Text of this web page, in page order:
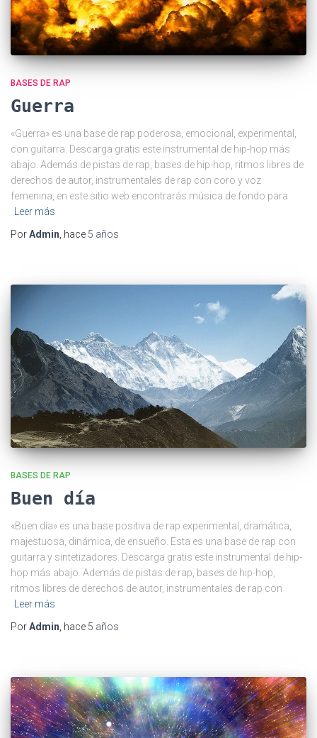
BASES DE RAP
Guerra
«Guerra» es una base de rap poderosa, emocional, experimental,
con guitarra. Descarga gratis este instrumental de hip-hop más
abajo. Además de pistas de rap, bases de hip-hop, ritmos libres de
derechos de autor, instrumentales de rap con coro y voz
femenina, en este sitio web encontrarás música de fondo para
Leer más
PorAdmin , hace 5 años
BASES DE RAP
Buen día
«Buen día» es una base positiva de rap experimental, dramática,
majestuosa, dinámica, de ensueño. Esta es una base de rap con
guitarra y sintetizadores. Descarga gratis este instrumental de hip-
hop más abajo. Además de pistas de rap, bases de hip-hop,
ritmos libres de derechos de autor, instrumentales de rap con
Leer más
PorAdmin, hace 5 años